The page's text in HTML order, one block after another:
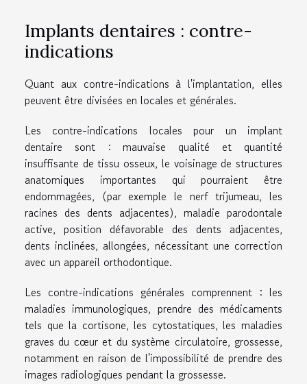
Implants dentaires : contre-
indications
Quant aux contre-indications à l'implantation, elles
peuvent être divisées en locales et générales.
Les contre-indications locales pour un implant
dentaire sont : mauvaise qualité et quantité
insuffisante de tissu osseux, le voisinage de structures
anatomiques importantes qui pourraient être
endommagées, (par exemple le nerf trijumeau, les
racines des dents adjacentes), maladie parodontale
active, position défavorable des dents adjacentes,
dents inclinées, allongées, nécessitant une correction
avec un appareil orthodontique.
Les contre-indications générales comprennent : les
maladies immunologiques, prendre des médicaments
tels que la cortisone, les cytostatiques, les maladies
graves du cœur et du système circulatoire, grossesse,
notamment en raison de l'impossibilité de prendre des
images radiologiques pendant la grossesse.